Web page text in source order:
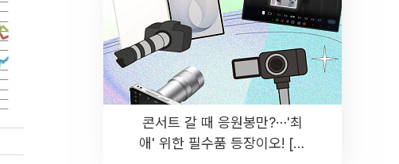
콘서트 갈 때 응원봉만?⋯'최
애' 위한 필수품 등장이오! [솔